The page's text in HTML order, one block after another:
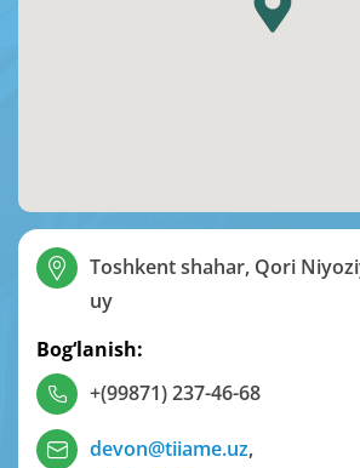
Toshkent shahar, Qori
uy
Bog‘lanish:
+(99871) 237-46-68
devon@tiiame.uz,